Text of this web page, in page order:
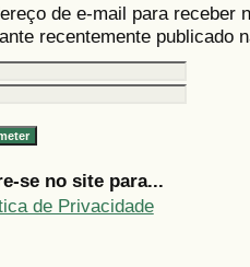
de e-mail para receber
recentemente publicado
se no site para...
de Privacidade